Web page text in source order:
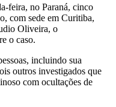
feira, no Paraná, cinco
com sede em Curitiba,
Oliveira, o
o caso.
incluindo sua
outros investigados que
com ocultações de